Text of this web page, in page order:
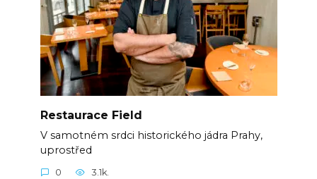
Restaurace Field
V samotném srdci historického jádra Prahy,
uprostřed
0 3.1k.